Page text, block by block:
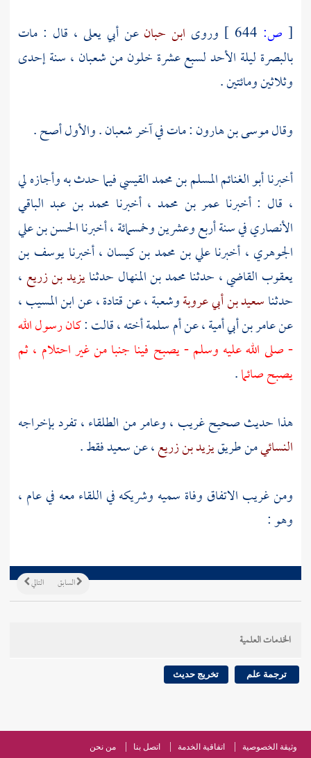
[ ص: وروى ابن حبانعنأبي يعلى ، قال : مات
بالبصرة ليلة الأحد لسبع عشرة خلون من شعبان ، سنة إحدى
وثلاثين ومائتين .
وقالموسى بن هارون: مات في آخر شعبان . والأول أصح .
أخبرناأبو الغنائم المسلم بن محمد القيسيفيما حدث به وأجازه لي
، قال : أخبرنا عمر بن محمد ، أخبرنا محمد بن عبد الباقي
الأنصاريفي سنة أربع وعشرين وخمسمائة ، أخبرناالحسن بن علي
الجوهري ، أخبرناعلي بن محمد بن كيسان ، أخبرنايوسف بن
يعقوب القاضي، حدثنامحمد بن المنهال حدثنايزيد بن زريع ،
حدثناسعيد بن أبي عروبةوشعبة، عنقتادة،عن ابن المسيب،
عنعامر بن أبي أمية، عنأم سلمةأخته ، قالت :كان رسول الله
- صلى الله عليه وسلم - يصبح فينا جنبا من غير احتلام ، ثم
يصبح صائما.
هذا حديث صحيح غريب ،وعامرمن الطلقاء ، تفرد بإخراجه
النسائيمن طريقيزيد بن زريع، عنسعيدفقط .
ومن غريب الاتفاق وفاة سميه وشريكه في اللقاء معه في عام ،
وهو :
التالي السابق
الخدمات العلمية
ترجمة علم تخريج حديث
وثيقة الخصوصية اتفاقية الخدمة اتصل بنا من نحن